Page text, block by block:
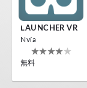
LAUNCHER VR
Nvía
無料